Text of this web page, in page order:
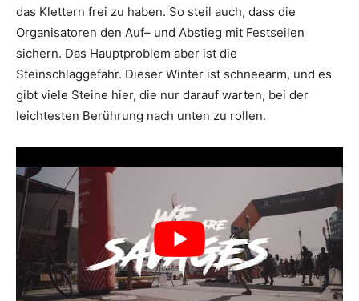
das Klettern frei zu haben. So steil auch, dass die
Organisatoren den Auf– und Abstieg mit Festseilen
sichern. Das Hauptproblem aber ist die
Steinschlaggefahr. Dieser Winter ist schneearm, und es
gibt viele Steine hier, die nur darauf warten, bei der
leichtesten Berührung nach unten zu rollen.